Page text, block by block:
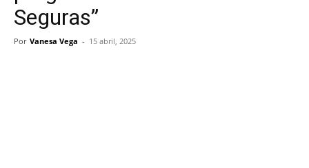
Seguras”
Por Vanesa Vega - 15 abril, 2025